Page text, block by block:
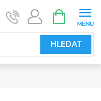
HLEDAT
NÁKUPNÍ
KOŠÍK